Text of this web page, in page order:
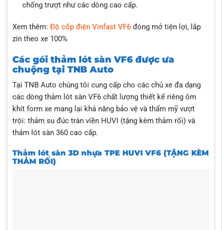
chống trượt như các dòng cao cấp.
Xem thêm: Độ cốp điện Vinfast VF6đóng mở tiện lợi, lắp
zin theo xe 100%
Các gói thảm lót sàn VF6 được ưa
chuộng tại TNB Auto
Tại TNB Auto chúng tôi cung cấp cho các chủ xe đa dạng
các dòng thảm lót sàn VF6 chất lượng thiết kế riêng ôm
khít form xe mang lại khả năng bảo vệ và thẩm mỹ vượt
trội: thảm su đúc tràn viền HUVI (tặng kèm thảm rối) và
thảm lót sàn 360 cao cấp.
Thảm lót sàn 3D nhựa TPE HUVI VF6 (TẶNG KÈM
THẢM RỐI)